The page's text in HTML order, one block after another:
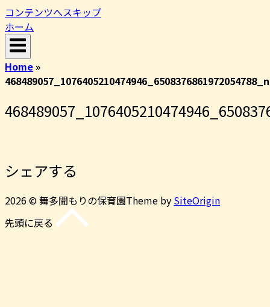
コンテンツへスキップ
ホーム
Home»
468489057_1076405210474946_6508376861972054788_n
シェアする
2026 © 舞多聞もりの保育園Theme by SiteOrigin
先頭に戻る